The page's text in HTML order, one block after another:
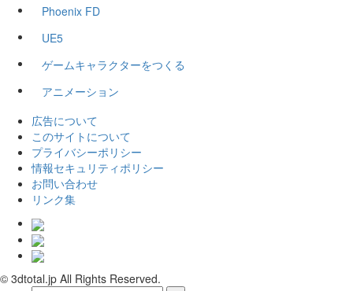
Phoenix FD
UE5
ゲームキャラクターをつくる
アニメーション
広告について
このサイトについて
プライバシーポリシー
情報セキュリティポリシー
お問い合わせ
リンク集
© 3dtotal.jp All Rights Reserved.